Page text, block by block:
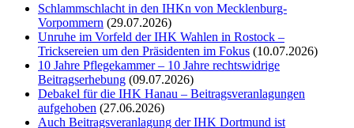
Schlammschlacht in den IHKn von Mecklenburg-
Vorpommern (29.07.2026)
Unruhe im Vorfeld der IHK Wahlen in Rostock –
Tricksereien um den Präsidenten im Fokus (10.07.2026)
10 Jahre Pflegekammer – 10 Jahre rechtswidrige
Beitragserhebung (09.07.2026)
Debakel für die IHK Hanau – Beitragsveranlagungen
aufgehoben (27.06.2026)
Auch Beitragsveranlagung der IHK Dortmund ist